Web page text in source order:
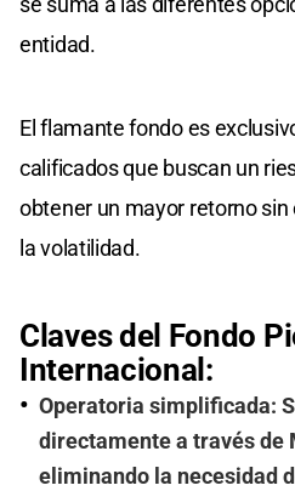
entidad.
El flamante fondo es
calificados que buscan un
obtener un mayor retorno
la volatilidad.
Claves del Fondo
Internacional:
Operatoria simplificada:
directamente a través de
eliminando la necesidad